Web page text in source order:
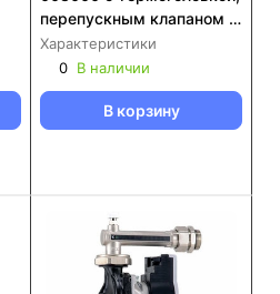
перепускным клапаном и
байпасом, без насоса
Характеристики
0 В наличии
В корзину